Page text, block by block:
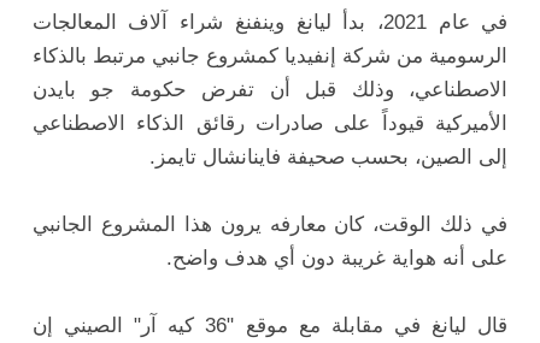
في عام 2021، بدأ ليانغ وينفنغ شراء آلاف المعالجات
الرسومية من شركة إنفيديا كمشروع جانبي مرتبط بالذكاء
الاصطناعي، وذلك قبل أن تفرض حكومة جو بايدن
الأميركية قيوداً على صادرات رقائق الذكاء الاصطناعي
إلى الصين، بحسب صحيفة فاينانشال تايمز.
في ذلك الوقت، كان معارفه يرون هذا المشروع الجانبي
على أنه هواية غريبة دون أي هدف واضح.
قال ليانغ في مقابلة مع موقع "36 كيه آر" الصيني إن